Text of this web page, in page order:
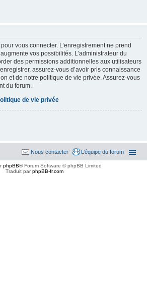
vous connecter. L’enregistrement ne prend
vos possibilités. L’administrateur du
des permissions additionnelles aux utilisateurs
assurez-vous d’avoir pris connaissance
et de notre politique de vie privée. Assurez-vous
du forum.
de vie privée
L’équipe du forum
Nous contacter
phpBB® Forum Software © phpBB Limited
Traduit parphpBB-fr.com